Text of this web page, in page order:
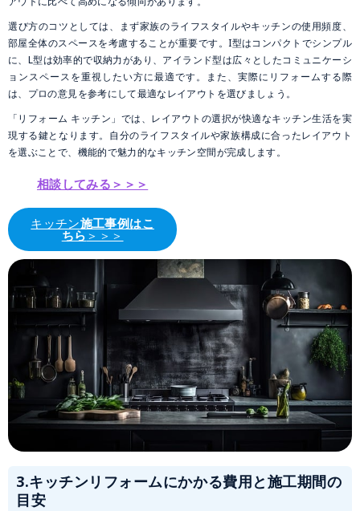
選び方のコツとしては、まず家族のライフスタイルやキッチンの使用頻度、
部屋全体のスペースを考慮することが重要です。I型はコンパクトでシンプル
に、L型は効率的で収納力があり、アイランド型は広々としたコミュニケーシ
ョンスペースを重視したい方に最適です。また、実際にリフォームする際
は、プロの意見を参考にして最適なレイアウトを選びましょう。
「リフォーム キッチン」では、レイアウトの選択が快適なキッチン生活を実
現する鍵となります。自分のライフスタイルや家族構成に合ったレイアウト
を選ぶことで、機能的で魅力的なキッチン空間が完成します。
相談してみる＞＞＞
キッチン施工事例はこ
ちら ＞＞＞
3.キッチンリフォームにかかる費用と施工期間の
目安